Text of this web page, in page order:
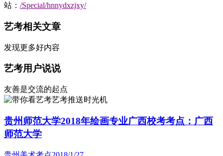
站： /Special/hnnydxzjxy/
艺考相关文章
发现更多好内容
艺考用户说说
友善是交流的起点
艺考推送时光机
贵州师范大学2018年绘画专业广西校考考点：广西
师范大学